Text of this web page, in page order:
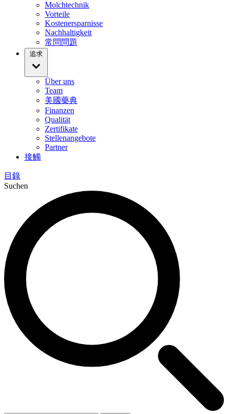
Molchtechnik
Vorteile
Kostenersparnisse
Nachhaltigkeit
常問問題
追求
Über uns
Team
美國藥典
Finanzen
Qualität
Zertifikate
Stellenangebote
Partner
接觸
目錄
Suchen